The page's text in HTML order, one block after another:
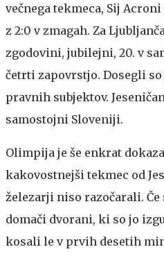
večnega tekmeca, Sij
z 2:0 v zmagah. Za
zgodovini, jubilejni, 20. v
četrti zapovrstjo. Dosegli
pravnih subjektov.
samostojni Sloveniji.
Olimpija je še enkrat
kakovostnejši tekmec od
železarji niso razočarali.
domači dvorani, ki so jo
kosali le v prvih desetih